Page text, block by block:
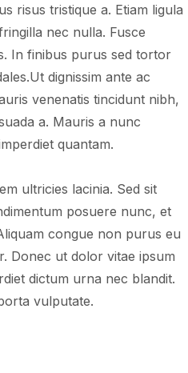
risus tristique a. Etiam ligula
nec nulla. Fusce
In finibus purus sed tortor
dignissim ante ac
venenatis tincidunt nibh,
a. Mauris a nunc
quantam.
ultricies lacinia. Sed sit
posuere nunc, et
congue non purus eu
Donec ut dolor vitae ipsum
dictum urna nec blandit.
vulputate.